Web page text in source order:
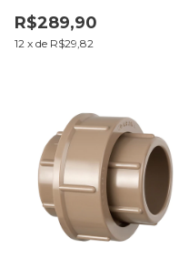
R$289,90
12 x de R$29,82